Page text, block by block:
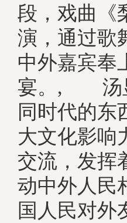
段，戏曲《
演，通过歌
中外嘉宾奉
宴。, 汤显
同时代的东
大文化影响
交流，发挥
动中外人
国人民对外